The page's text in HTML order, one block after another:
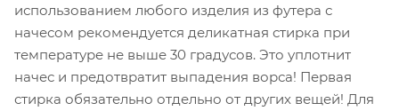
использованием любого изделия из футера с
начесом рекомендуется деликатная стирка при
температуре не выше 30 градусов. Это уплотнит
начес и предотвратит выпадения ворса! Первая
стирка обязательно отдельно от других вещей! Для